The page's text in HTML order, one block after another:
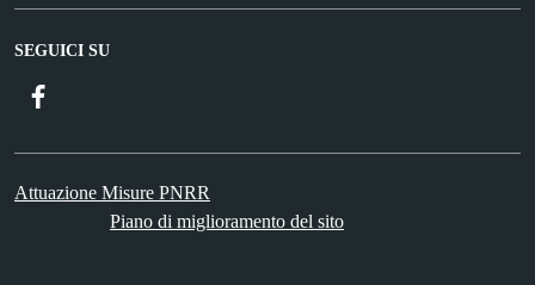
SEGUICI SU
Attuazione Misure PNRR
Piano di miglioramento del sito